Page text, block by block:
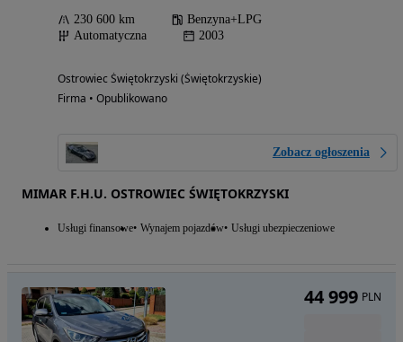
230 600 km
Benzyna+LPG
Automatyczna
2003
Ostrowiec Świętokrzyski (Świętokrzyskie)
Firma • Opublikowano
Zobacz ogłoszenia
MIMAR F.H.U. OSTROWIEC ŚWIĘTOKRZYSKI
Usługi finansowe Wynajem pojazdów Usługi ubezpieczeniowe
44 999 PLN